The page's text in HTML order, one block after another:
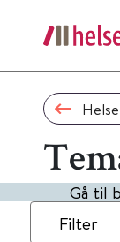
Gå til
Filter